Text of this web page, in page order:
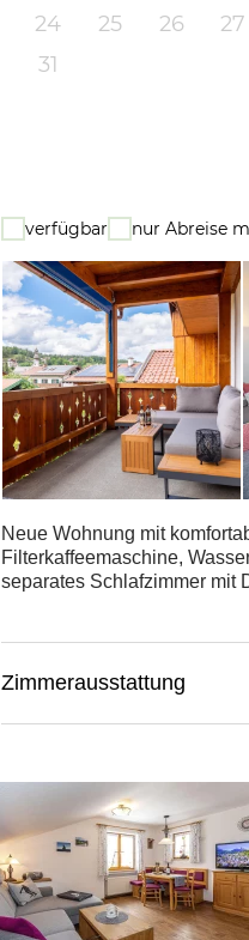
24
25 26 27
31
verfügbar nur Abreise
Neue Wohnung mit
Filterkaffeemaschine,
separates Schlafzimmer mit
Zimmerausstattung